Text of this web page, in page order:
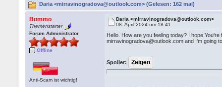
Daria <mirravinogradova@outlook.com> (Gelesen: 162 mal)
Bommo
Themenstarter
Forum Administrator
Offline
Anti-Scam ist wichtig!
Daria <mirravinogradova@outlook.com>
08. April 2024 um 18:41
Hello. How are you feeling today? I hope
mirravinogradova@outlook.com and I'm going
Spoiler: